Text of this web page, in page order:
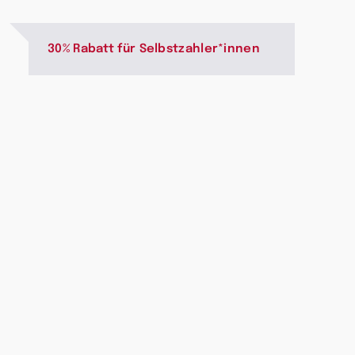
30% Rabatt für Selbstzahler*innen